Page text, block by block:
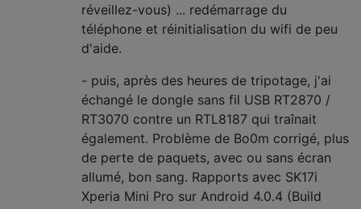
réveillez-vous) ... redémarrage du
téléphone et réinitialisation du wifi de peu
d'aide.
- puis, après des heures de tripotage, j'ai
échangé le dongle sans fil USB RT2870 /
RT3070 contre un RTL8187 qui traînait
également. Problème de Bo0m corrigé, plus
de perte de paquets, avec ou sans écran
allumé, bon sang. Rapports avec SK17i
Xperia Mini Pro sur Android 4.0.4 (Build